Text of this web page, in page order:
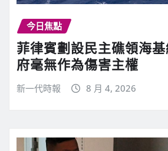
今日焦點
菲律賓劃設民主礁領海
府毫無作為傷害主權
新一代時報 8 月 4, 2026